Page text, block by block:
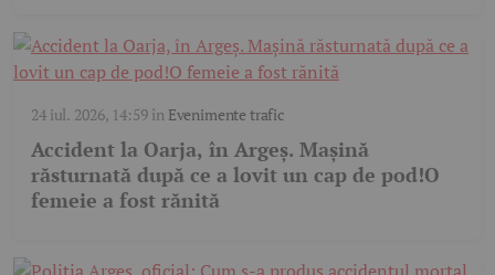
24 iul. 2026, 14:59în Evenimente trafic
Accident la Oarja, în Argeș. Mașină
răsturnată după ce a lovit un cap de pod!O
femeie a fost rănită